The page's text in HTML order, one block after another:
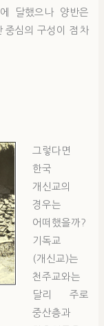
달했으나 양반은
중심의 구성이 점차
그렇다면
한국
개신교의
경우는
어떠했을까?
기독교
(개신교)는
천주교와는
달리 주로
중산층과